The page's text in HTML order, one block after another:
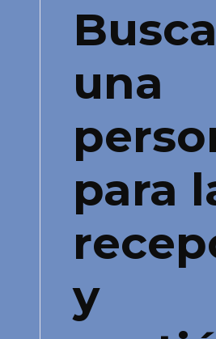
una
para
y